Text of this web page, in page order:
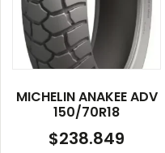
MICHELIN ANAKEE ADV
150/70R18
$238.849